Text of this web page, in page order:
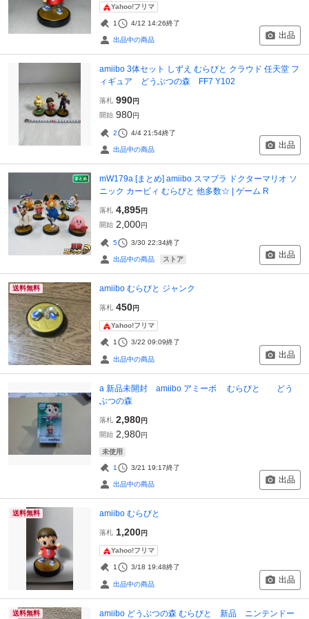
Yahoo!フリマ
1 4/12 14:26終了
出品中の商品 出品
amiibo 3体セット しずえ むらびと クラウド 任天堂 フ
ィギュア どうぶつの森 FF7 Y102
落札 990円
開始 980円
2 4/4 21:54終了
出品中の商品 出品
mW179a [まとめ] amiibo スマブラ ドクターマリオ ソ
ニック カービィ むらびと 他多数☆ | ゲーム R
落札 4,895円
開始 2,000円
5 3/30 22:34終了
出品中の商品 ストア 出品
送料無料 amiibo むらびと ジャンク
落札 450円
Yahoo!フリマ
1 3/22 09:09終了
出品中の商品 出品
a 新品未開封 amiibo アミーボ むらびと どう
ぶつの森
落札 2,980円
開始 2,980円
未使用
1 3/21 19:17終了
出品中の商品 出品
送料無料 amiibo むらびと
落札 1,200円
Yahoo!フリマ
1 3/18 19:48終了
出品中の商品 出品
送料無料
amiibo どうぶつの森 むらびと 新品 ニンテンドー